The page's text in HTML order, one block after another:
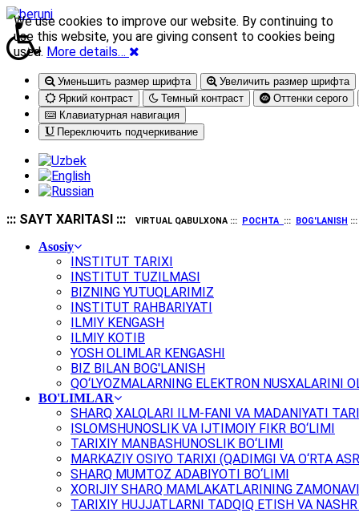
Уменьшить размер шрифта
Увеличить размер шрифта
Яркий контраст
Темный контраст
Оттенки серого
Клавиатурная навигация
Переключить подчеркивание
::: SAYT XARITASI ::: VIRTUAL QABULXONA ::: POCHTA ::: BOG'LANISH
Asosiy
INSTITUT TARIXI
INSTITUT TUZILMASI
BIZNING YUTUQLARIMIZ
INSTITUT RAHBARIYATI
ILMIY KENGASH
ILMIY KOTIB
YOSH OLIMLAR KENGASHI
BIZ BILAN BOG'LANISH
QO‘LYOZMALARNING ELEKTRON NUSXALARINI
BO'LIMLAR
SHARQ XALQLARI ILM-FANI VA MADANIYATI
ISLOMSHUNOSLIK VA IJTIMOIY FIKR BO‘LIMI
TARIXIY MANBASHUNOSLIK BO‘LIMI
MARKAZIY OSIYO TARIXI (QADIMGI VA O‘RTA
SHARQ MUMTOZ ADABIYOTI BO‘LIMI
XORIJIY SHARQ MAMLAKATLARINING
TARIXIY HUJJATLARNI TADQIQ ETISH VA
We use cookies to improve our website. By continuing to
use this website, you are giving consent to cookies being
used. More details…